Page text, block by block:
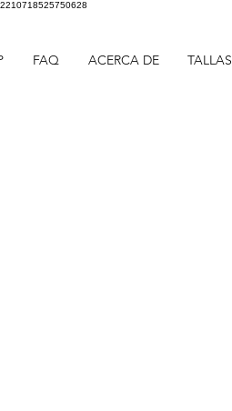
2210718525750628
FAQ ACERCA DE TALLAS